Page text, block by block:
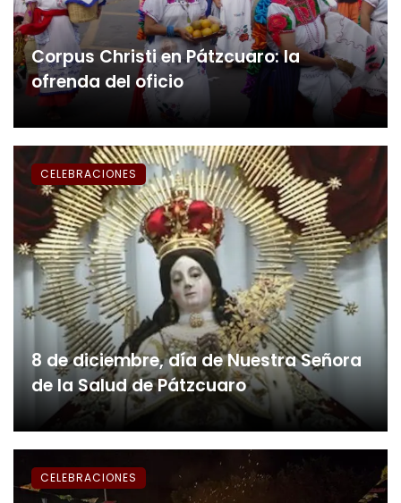
Corpus Christi en Pátzcuaro: la
ofrenda del oficio
8 de diciembre, día de Nuestra Señora
de la Salud de Pátzcuaro
CELEBRACIONES
CELEBRACIONES